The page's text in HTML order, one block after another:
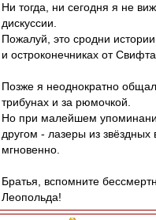
Ни тогда, ни сегодня я не
дискуссии.
Пожалуй, это сродни
и остроконечниках от Свифта.
Позже я неоднократно
трибунах и за рюмочкой.
Но при малейшем
другом - лазеры из звёздных
мгновенно.
Братья, вспомните
Леопольда!